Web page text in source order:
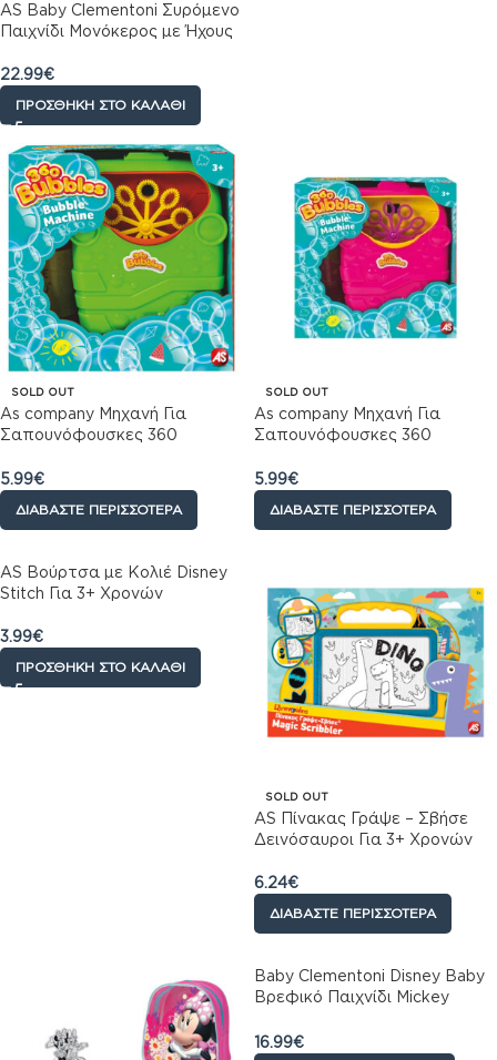
AS Baby Clementoni Συρόμενο
Παιχνίδι Μονόκερος με Ήχους
22.99€
ΠΡΟΣΘΉΚΗ ΣΤΟ ΚΑΛΆΘΙ
SOLD OUT
As company Μηχανή Για
Σαπουνόφουσκες 360
Πράσινο
5.99€
ΔΙΑΒΆΣΤΕ ΠΕΡΙΣΣΌΤΕΡΑ
SOLD OUT
As company Μηχανή Για
Σαπουνόφουσκες 360
5.99€
ΔΙΑΒΆΣΤΕ ΠΕΡΙΣΣΌΤΕΡΑ
AS Βούρτσα με Κολιέ Disney
Stitch Για 3+ Χρονών
3.99€
ΠΡΟΣΘΉΚΗ ΣΤΟ ΚΑΛΆΘΙ
SOLD OUT
AS Πίνακας Γράψε – Σβήσε
Δεινόσαυροι Για 3+ Χρονών
6.24€
ΔΙΑΒΆΣΤΕ ΠΕΡΙΣΣΌΤΕΡΑ
Baby Clementoni Disney Baby
Βρεφικό Παιχνίδι Mickey
6+ Μηνών
16.99€